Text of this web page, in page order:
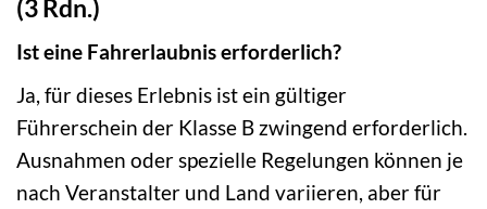
(3 Rdn.)
Ist eine Fahrerlaubnis erforderlich?
Ja, für dieses Erlebnis ist ein gültiger
Führerschein der Klasse B zwingend erforderlich.
Ausnahmen oder spezielle Regelungen können je
nach Veranstalter und Land variieren, aber für